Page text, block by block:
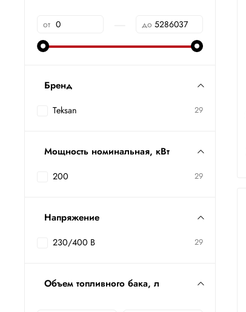
от до
Бренд
Teksan 29
Мощность номинальная, кВт
200 29
Напряжение
230/400 В 29
Объем топливного бака, л